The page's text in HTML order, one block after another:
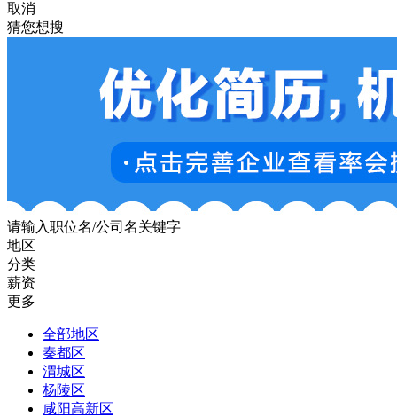
取消
猜您想搜
请输入职位名/公司名关键字
地区
分类
薪资
更多
全部地区
秦都区
渭城区
杨陵区
咸阳高新区